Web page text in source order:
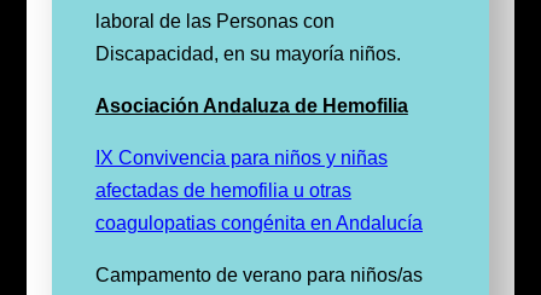
laboral de las Personas con
Discapacidad, en su mayoría niños.
Asociación Andaluza de Hemofilia
IX Convivencia para niños y niñas
afectadas de hemofilia u otras
coagulopatias congénita en Andalucía
Campamento de verano para niños/as